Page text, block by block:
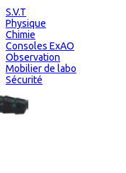
S.V.T
Physique
Chimie
Consoles ExAO
Observation
Mobilier de labo
Sécurité